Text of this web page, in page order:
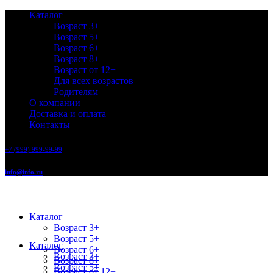
Каталог
Возраст 3+
Возраст 5+
Возраст 6+
Возраст 8+
Возраст от 12+
Для всех возрастов
Родителям
О компании
Доставка и оплата
Контакты
+7 (999) 999-99-99
info@info.ru
Каталог
Возраст 3+
Возраст 5+
Возраст 6+
Возраст 8+
Каталог
Возраст 3+
Возраст 5+